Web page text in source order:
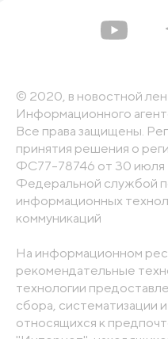
© 2020, в новостной
Информационного
Все права защищены.
принятия решения о
ФС77-78746 от 30 июля
Федеральной службой
информационных
коммуникаций
На информационном
рекомендательные
технологии
сбора, систематизации
относящихся к